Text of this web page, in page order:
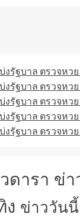
รัฐบาล ตรวจหว
รัฐบาล ตรวจหว
รัฐบาล ตรวจหว
รัฐบาล ตรวจหว
รัฐบาล ตรวจหว
ดารา ข่า
ง ข่าววันนี้